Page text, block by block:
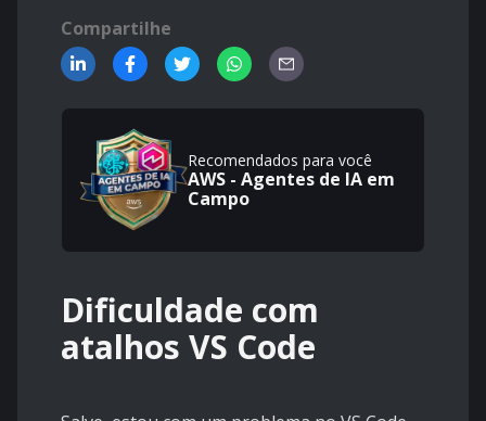
Compartilhe
Recomendados para você
AWS - Agentes de IA em
Campo
Dificuldade com
atalhos VS Code